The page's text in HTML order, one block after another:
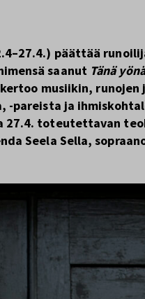
päättää
saanut Tänä
musiikin, runojen
pareista ja
27.4. toteutettavan
Seela Sella,